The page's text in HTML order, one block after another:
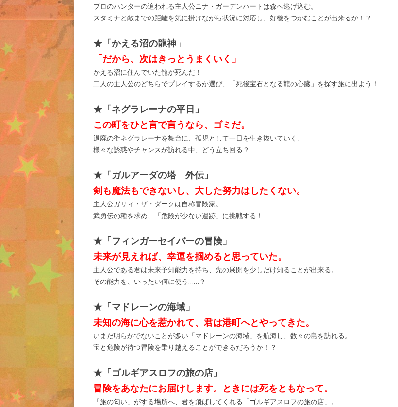
プロのハンターの追われる主人公ニナ・ガーデンハートは森へ逃げ込む。
スタミナと敵までの距離を気に掛けながら状況に対応し、好機をつかむことが出来るか！？
★「かえる沼の龍神」
「だから、次はきっとうまくいく」
かえる沼に住んでいた龍が死んだ！
二人の主人公のどちらでプレイするか選び、「死後宝石となる龍の心臓」を探す旅に出よう！
★「ネグラレーナの平日」
この町をひと言で言うなら、ゴミだ。
退廃の街ネグラレーナを舞台に、孤児として一日を生き抜いていく。
様々な誘惑やチャンスが訪れる中、どう立ち回る？
★「ガルアーダの塔 外伝」
剣も魔法もできないし、大した努力はしたくない。
主人公ガリィ・ザ・ダークは自称冒険家。
武勇伝の種を求め、「危険が少ない遺跡」に挑戦する！
★「フィンガーセイバーの冒険」
未来が見えれば、幸運を掴めると思っていた。
主人公である君は未来予知能力を持ち、先の展開を少しだけ知ることが出来る。
その能力を、いったい何に使う……？
★「マドレーンの海域」
未知の海に心を惹かれて、君は港町へとやってきた。
いまだ明らかでないことが多い「マドレーンの海域」を航海し、数々の島を訪れる。
宝と危険が待つ冒険を乗り越えることができるだろうか！？
★「ゴルギアスロフの旅の店」
冒険をあなたにお届けします。ときには死をともなって。
「旅の匂い」がする場所へ、君を飛ばしてくれる「ゴルギアスロフの旅の店」。